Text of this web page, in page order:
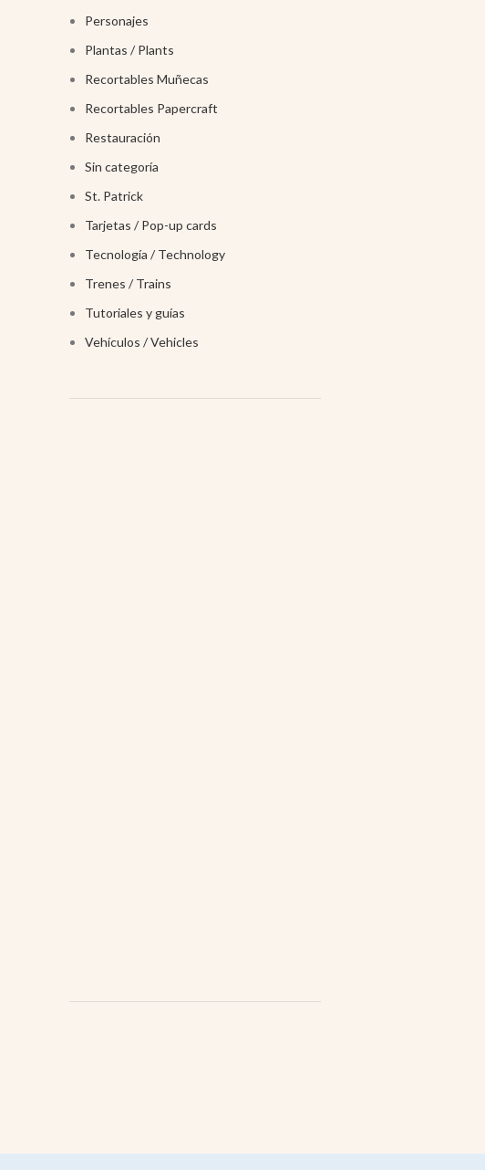
Personajes
Plantas / Plants
Recortables Muñecas
Recortables Papercraft
Restauración
Sin categoría
St. Patrick
Tarjetas / Pop-up cards
Tecnología / Technology
Trenes / Trains
Tutoriales y guías
Vehículos / Vehicles